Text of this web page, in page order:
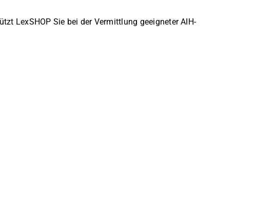
LexSHOP Sie bei der Vermittlung geeigneter AIH-